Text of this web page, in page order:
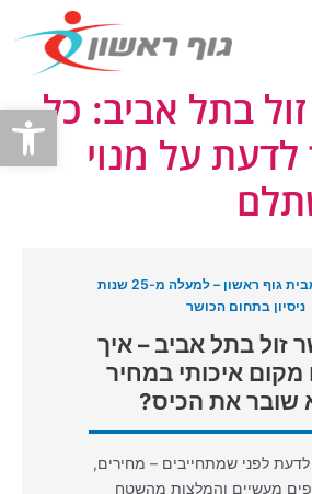
בתל אביב: כל
על מנוי
מדריך מקיף מבית גוף ראשון – למעלה מ-25 שנות
ניסיון בתחום הכושר
זול בתל אביב – איך
מקום איכותי במחיר
שובר את הכיס?
לפני שמתחייבים – מחירים,
מעשיים והמלצות מהשטח